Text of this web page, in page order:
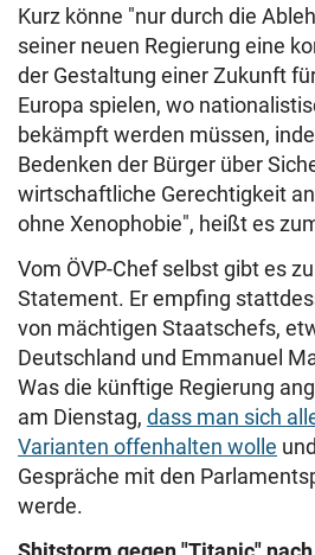
Kurz könne "nur durch die
seiner neuen Regierung eine
der Gestaltung einer Zukunft
Europa spielen, wo
bekämpft werden müssen,
Bedenken der Bürger über
wirtschaftliche Gerechtigkeit
ohne Xenophobie", heißt es
Vom ÖVP-Chef selbst gibt es
Statement. Er empfing
von mächtigen Staatschefs,
Deutschland und Emmanuel
Was die künftige Regierung
am Dienstag, dass man sich
Varianten offenhalten wolle
Gespräche mit den
werde.